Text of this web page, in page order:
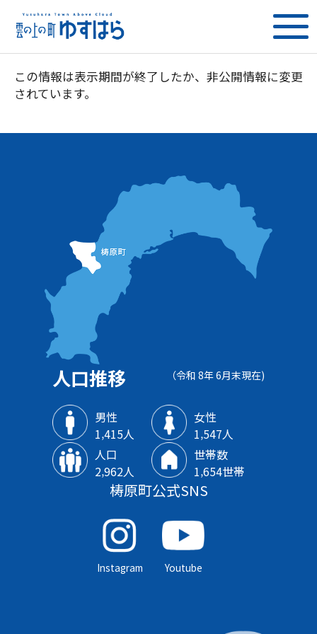
この情報は表示期間が終了したか、非公開情報に変更
されています。
人口推移 （令和 8年 6月末現在)
男性
1‚415人
女性
1‚547人
人口
2‚962人
世帯数
1‚654世帯
梼原町公式SNS
Instagram Youtube